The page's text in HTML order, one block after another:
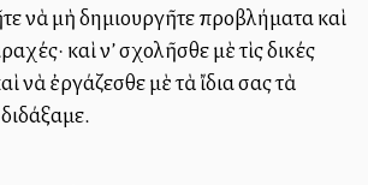
νὰ μὴ δημιουργῆτε προβλήματα καὶ
καὶ ν’ ἀσχολῆσθε μὲ τὶς δικές
νὰ ἐργάζεσθε μὲ τὰ ἴδια σας τὰ